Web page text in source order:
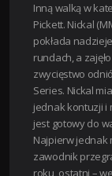
Inną walką w
Pickett. Nickal
pokłada
rundach, a
zwycięstwo
Series. Nickal
jednak kontuzji i
jest gotowy do
Najpierw jednak
zawodnik
roku, ostatni –